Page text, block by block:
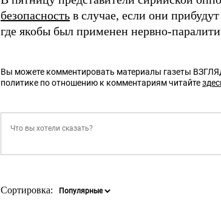
безопасность в случае, если они
где якобы был применен нервно-
Вы можете комментировать материалы газеты
политике по отношению к комментариям читайте
Сортировка: